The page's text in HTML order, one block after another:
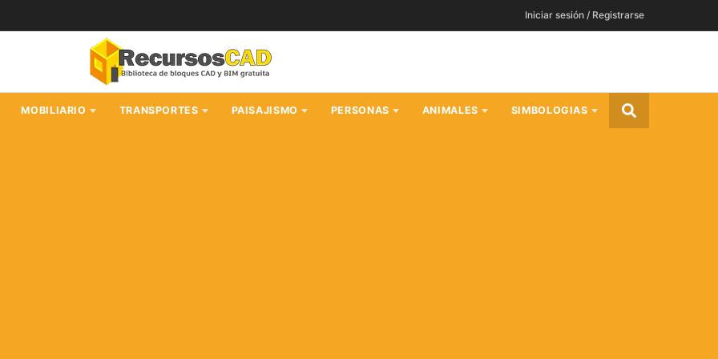
Iniciar sesión / Registrarse
MOBILIARIO TRANSPORTES PAISAJISMO PERSONAS ANIMALES SIMBOLOGIAS